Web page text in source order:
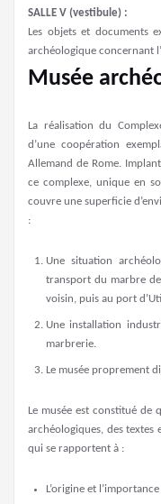
SALLE V (vestibule) :
Les objets et documents
archéologique concernant
Musée
La réalisation du
d’une coopération
Allemand de Rome.
ce complexe, unique en
couvre une superficie
:
Une situation
transport du marbre
voisin, puis au port
Une installation
marbrerie.
Le musée proprement
Le musée est constitué de
archéologiques, des textes
qui se rapportent à :
L’origine et